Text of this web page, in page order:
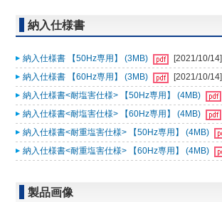
納入仕様書
納入仕様書 【50Hz専用】 (3MB)
[2021/10/14]
納入仕様書 【60Hz専用】 (3MB)
[2021/10/14]
納入仕様書<耐塩害仕様> 【50Hz専用】 (4MB)
納入仕様書<耐塩害仕様> 【60Hz専用】 (4MB)
納入仕様書<耐重塩害仕様> 【50Hz専用】 (4MB)
納入仕様書<耐重塩害仕様> 【60Hz専用】 (4MB)
製品画像